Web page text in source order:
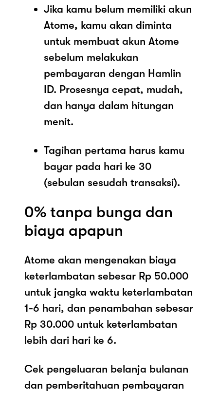
Jika kamu belum memiliki akun
Atome, kamu akan diminta
untuk membuat akun Atome
sebelum melakukan
pembayaran dengan Hamlin
ID. Prosesnya cepat, mudah,
dan hanya dalam hitungan
menit.
Tagihan pertama harus kamu
bayar pada hari ke 30
(sebulan sesudah transaksi).
0% tanpa bunga dan
biaya apapun
Atome akan mengenakan biaya
keterlambatan sebesar Rp 50.000
untuk jangka waktu keterlambatan
1-6 hari, dan penambahan sebesar
Rp 30.000 untuk keterlambatan
lebih dari hari ke 6.
Cek pengeluaran belanja bulanan
dan pemberitahuan pembayaran